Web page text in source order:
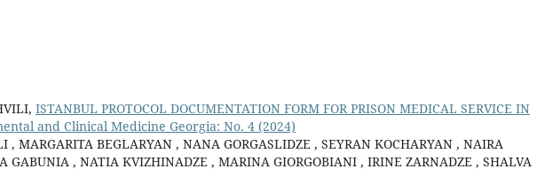
ISTANBUL PROTOCOL DOCUMENTATION FORM FOR PRISON MEDICAL SERVICE IN
and Clinical Medicine Georgia: No. 4 (2024)
, MARGARITA BEGLARYAN , NANA GORGASLIDZE , SEYRAN KOCHARYAN , NAIRA
GABUNIA , NATIA KVIZHINADZE , MARINA GIORGOBIANI , IRINE ZARNADZE , SHALVA